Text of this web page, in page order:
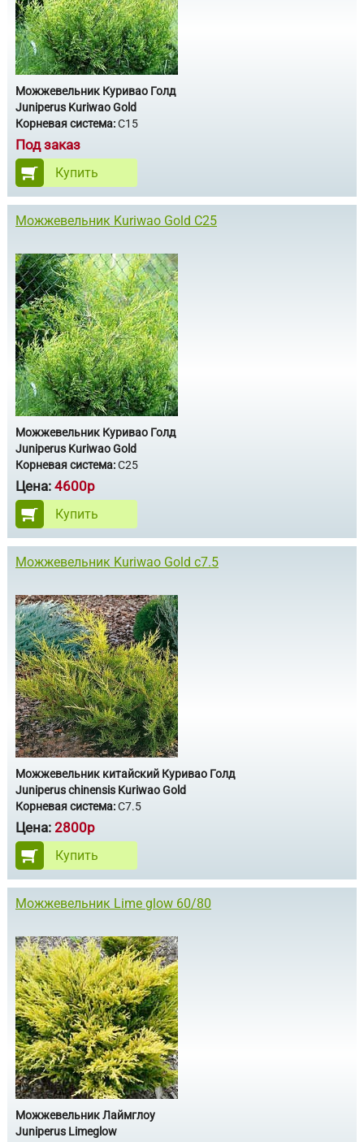
Можжевельник Куривао Голд
Juniperus Kuriwao Gold
Корневая система:С15
Под заказ
Купить
Можжевельник Kuriwao Gold С25
Можжевельник Куривао Голд
Juniperus Kuriwao Gold
Корневая система:С25
Цена: 4600р
Купить
Можжевельник Kuriwao Gold с7.5
Можжевельник китайский Куривао Голд
Juniperus chinensis Kuriwao Gold
Корневая система:С7.5
Цена: 2800р
Купить
Можжевельник Lime glow 60/80
Можжевельник Лаймглоу
Juniperus Limeglow